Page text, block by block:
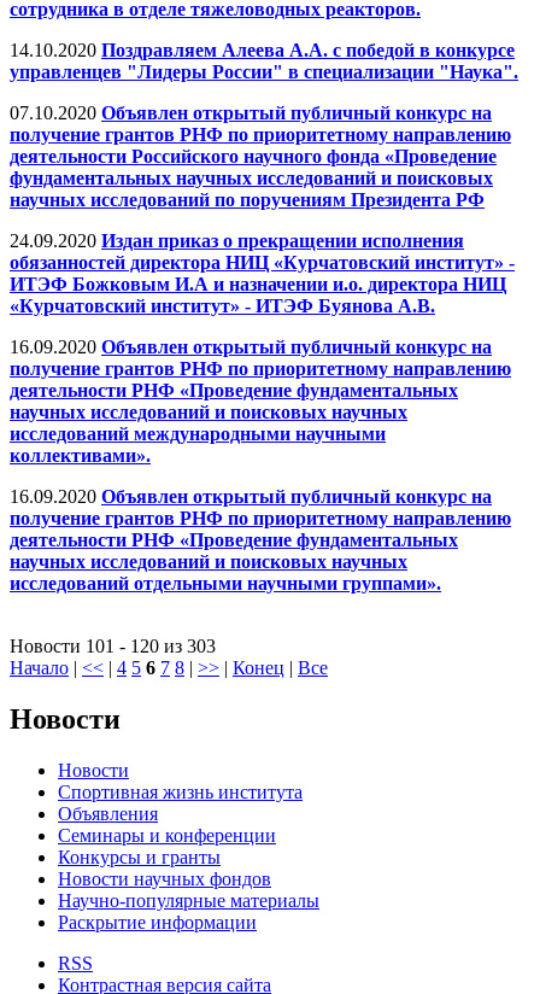
сотрудника в отделе тяжеловодных реакторов.
14.10.2020 Поздравляем Алеева А.А. с победой в конкурсе
управленцев "Лидеры России" в специализации "Наука".
07.10.2020 Объявлен открытый публичный конкурс на
получение грантов РНФ по приоритетному направлению
деятельности Российского научного фонда «Проведение
фундаментальных научных исследований и поисковых
научных исследований по поручениям Президента РФ
24.09.2020 Издан приказ о прекращении исполнения
обязанностей директора НИЦ «Курчатовский институт» -
ИТЭФ Божковым И.А и назначении и.о. директора НИЦ
«Курчатовский институт» - ИТЭФ Буянова А.В.
16.09.2020 Объявлен открытый публичный конкурс на
получение грантов РНФ по приоритетному направлению
деятельности РНФ «Проведение фундаментальных
научных исследований и поисковых научных
исследований международными научными
коллективами».
16.09.2020 Объявлен открытый публичный конкурс на
получение грантов РНФ по приоритетному направлению
деятельности РНФ «Проведение фундаментальных
научных исследований и поисковых научных
исследований отдельными научными группами».
Новости 101 - 120 из 303
Начало | << | 4 5 6 7 8 | >> | Конец | Все
Новости
Новости
Спортивная жизнь института
Объявления
Семинары и конференции
Конкурсы и гранты
Новости научных фондов
Научно-популярные материалы
Раскрытие информации
RSS
Контрастная версия сайта